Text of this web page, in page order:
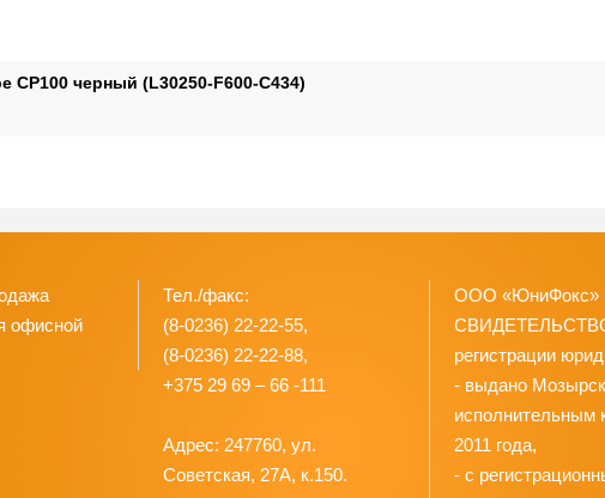
CP100 черный (L30250-F600-C434)
офисной
Тел./факс:
(8-0236) 22-22-55,
(8-0236) 22-22-88,
+375 29 69 – 66 -111
Адрес: 247760, ул.
Советская, 27А, к.150.
ООО «ЮниФокс»
СВИДЕТЕЛЬСТВО
регистрации
- выдано
исполнительным
2011 года,
- с